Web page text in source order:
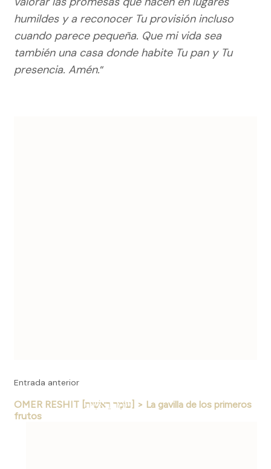
humildes y a reconocer Tu provisión incluso
cuando parece pequeña. Que mi vida sea
también una casa donde habite Tu pan y Tu
presencia. Amén.“
Entrada anterior
OMER RESHIT [עוֹמֶר רֵאשִׁית] > La gavilla de los primeros
frutos